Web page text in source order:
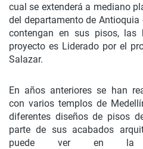
cual se extenderá a mediano
del departamento de
contengan en sus pisos, las
proyecto es Liderado por el
Salazar.
En años anteriores se han
con varios templos de
diferentes diseños de pisos
parte de sus acabados
puede ver en la